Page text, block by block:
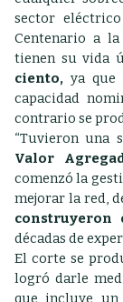
sector
Centenario a
tienen su vida
ciento,ya que
capacidad
contrario se
“Tuvieron una
Valor
comenzó la
mejorar la red,
construyeron
décadas de
El corte se
logró darle
que incluye un